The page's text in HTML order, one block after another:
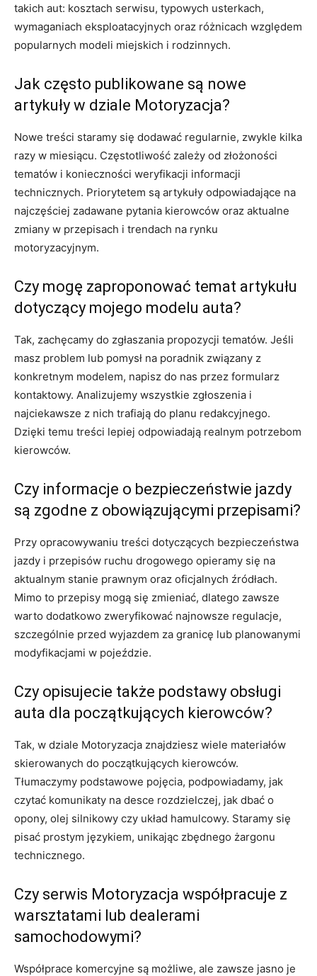
takich aut: kosztach serwisu, typowych usterkach,
wymaganiach eksploatacyjnych oraz różnicach względem
popularnych modeli miejskich i rodzinnych.
Jak często publikowane są nowe
artykuły w dziale Motoryzacja?
Nowe treści staramy się dodawać regularnie, zwykle kilka
razy w miesiącu. Częstotliwość zależy od złożoności
tematów i konieczności weryfikacji informacji
technicznych. Priorytetem są artykuły odpowiadające na
najczęściej zadawane pytania kierowców oraz aktualne
zmiany w przepisach i trendach na rynku
motoryzacyjnym.
Czy mogę zaproponować temat artykułu
dotyczący mojego modelu auta?
Tak, zachęcamy do zgłaszania propozycji tematów. Jeśli
masz problem lub pomysł na poradnik związany z
konkretnym modelem, napisz do nas przez formularz
kontaktowy. Analizujemy wszystkie zgłoszenia i
najciekawsze z nich trafiają do planu redakcyjnego.
Dzięki temu treści lepiej odpowiadają realnym potrzebom
kierowców.
Czy informacje o bezpieczeństwie jazdy
są zgodne z obowiązującymi przepisami?
Przy opracowywaniu treści dotyczących bezpieczeństwa
jazdy i przepisów ruchu drogowego opieramy się na
aktualnym stanie prawnym oraz oficjalnych źródłach.
Mimo to przepisy mogą się zmieniać, dlatego zawsze
warto dodatkowo zweryfikować najnowsze regulacje,
szczególnie przed wyjazdem za granicę lub planowanymi
modyfikacjami w pojeździe.
Czy opisujecie także podstawy obsługi
auta dla początkujących kierowców?
Tak, w dziale Motoryzacja znajdziesz wiele materiałów
skierowanych do początkujących kierowców.
Tłumaczymy podstawowe pojęcia, podpowiadamy, jak
czytać komunikaty na desce rozdzielczej, jak dbać o
opony, olej silnikowy czy układ hamulcowy. Staramy się
pisać prostym językiem, unikając zbędnego żargonu
technicznego.
Czy serwis Motoryzacja współpracuje z
warsztatami lub dealerami
samochodowymi?
Współprace komercyjne są możliwe, ale zawsze jasno je